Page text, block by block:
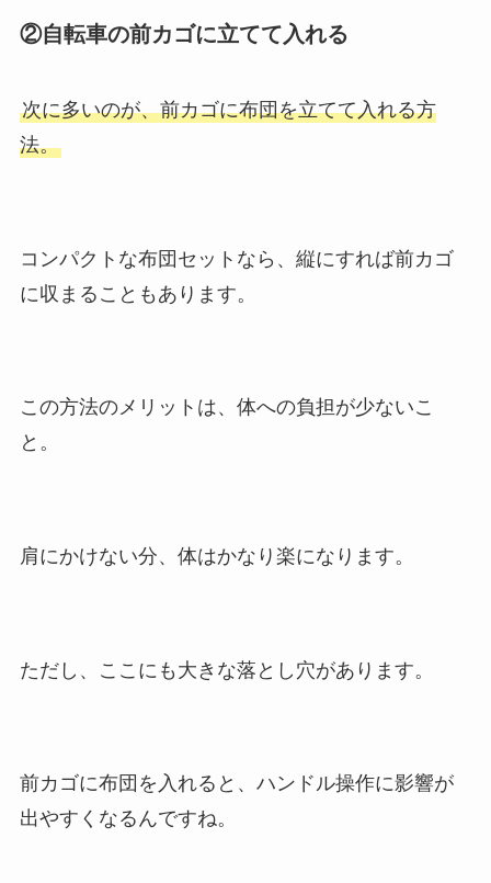
②自転車の前カゴに立てて入れる
次に多いのが、前カゴに布団を立てて入れる方
法。
コンパクトな布団セットなら、縦にすれば前カゴ
に収まることもあります。
この方法のメリットは、体への負担が少ないこ
と。
肩にかけない分、体はかなり楽になります。
ただし、ここにも大きな落とし穴があります。
前カゴに布団を入れると、ハンドル操作に影響が
出やすくなるんですね。